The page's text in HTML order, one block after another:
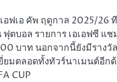
อฟเอ คัพ ฤดูกาล 2025/
ตบอล รายการ เอเอฟซี แ
บาท นอกจากนี้ยังมีราง
มตลอดทั้งทัวร์นาเมนต์อี
CUP